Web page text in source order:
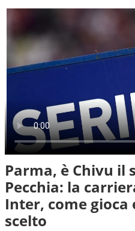
Parma, è Chivu il
Pecchia: la
Inter, come gioca
scelto